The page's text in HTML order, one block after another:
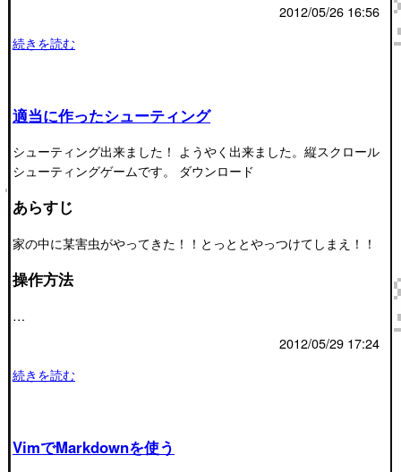
2012/05/26 16:56
続きを読む
適当に作ったシューティング
シューティング出来ました！ ようやく出来ました。縦スクロール
シューティングゲームです。 ダウンロード
あらすじ
家の中に某害虫がやってきた！！とっととやっつけてしまえ！！
操作方法
…
2012/05/29 17:24
続きを読む
VimでMarkdownを使う